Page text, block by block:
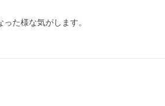
た様な気がします。